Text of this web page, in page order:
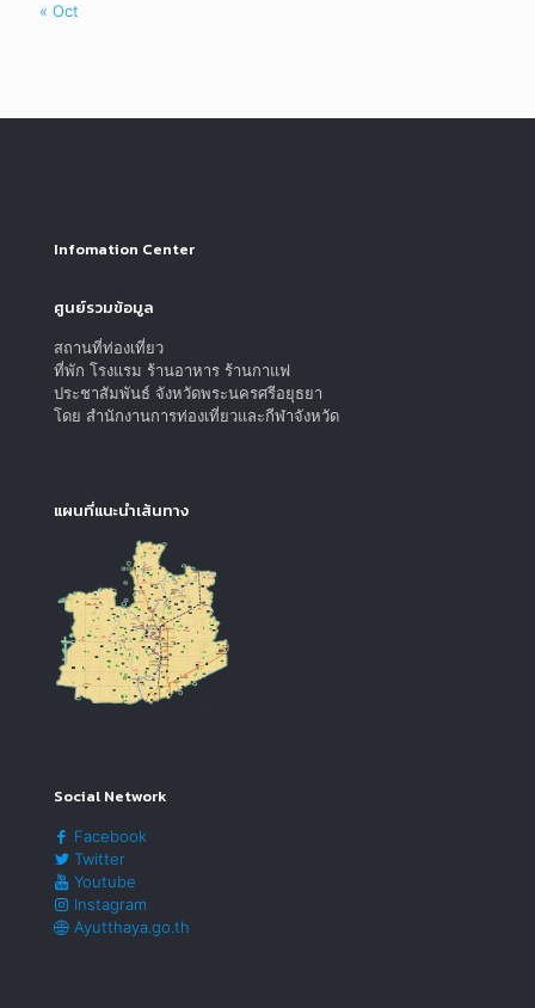
« Oct
Infomation Center
ศูนย์รวมข้อมูล
สถานที่ท่องเที่ยว
ที่พัก โรงแรม ร้านอาหาร ร้านกาแฟ
ประชาสัมพันธ์ จังหวัดพระนครศรีอยุธยา
โดย สำนักงานการท่องเที่ยวและกีฬาจังหวัด
แผนที่แนะนำเส้นทาง
Social Network
Facebook
Twitter
Youtube
Instagram
Ayutthaya.go.th